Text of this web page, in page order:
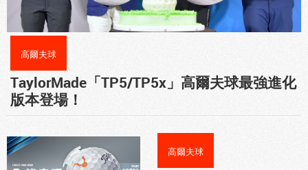
高爾夫球
TaylorMade「TP5/TP5x」高爾夫球最強進化
版本登場！
高爾夫球